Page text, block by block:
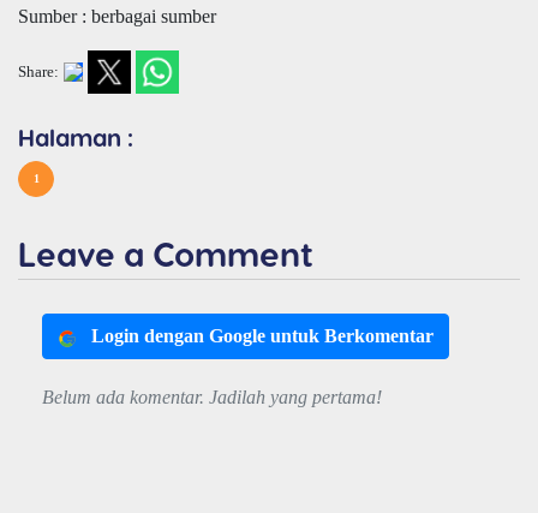
Sumber : berbagai sumber
Share:
Halaman :
1
Leave a Comment
Login dengan Google untuk Berkomentar
Belum ada komentar. Jadilah yang pertama!